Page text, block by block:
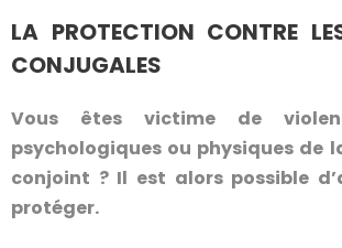
LA PROTECTION CONTRE
CONJUGALES
Vous êtes victime de
psychologiques ou physiques de
conjoint ? Il est alors possible
protéger.